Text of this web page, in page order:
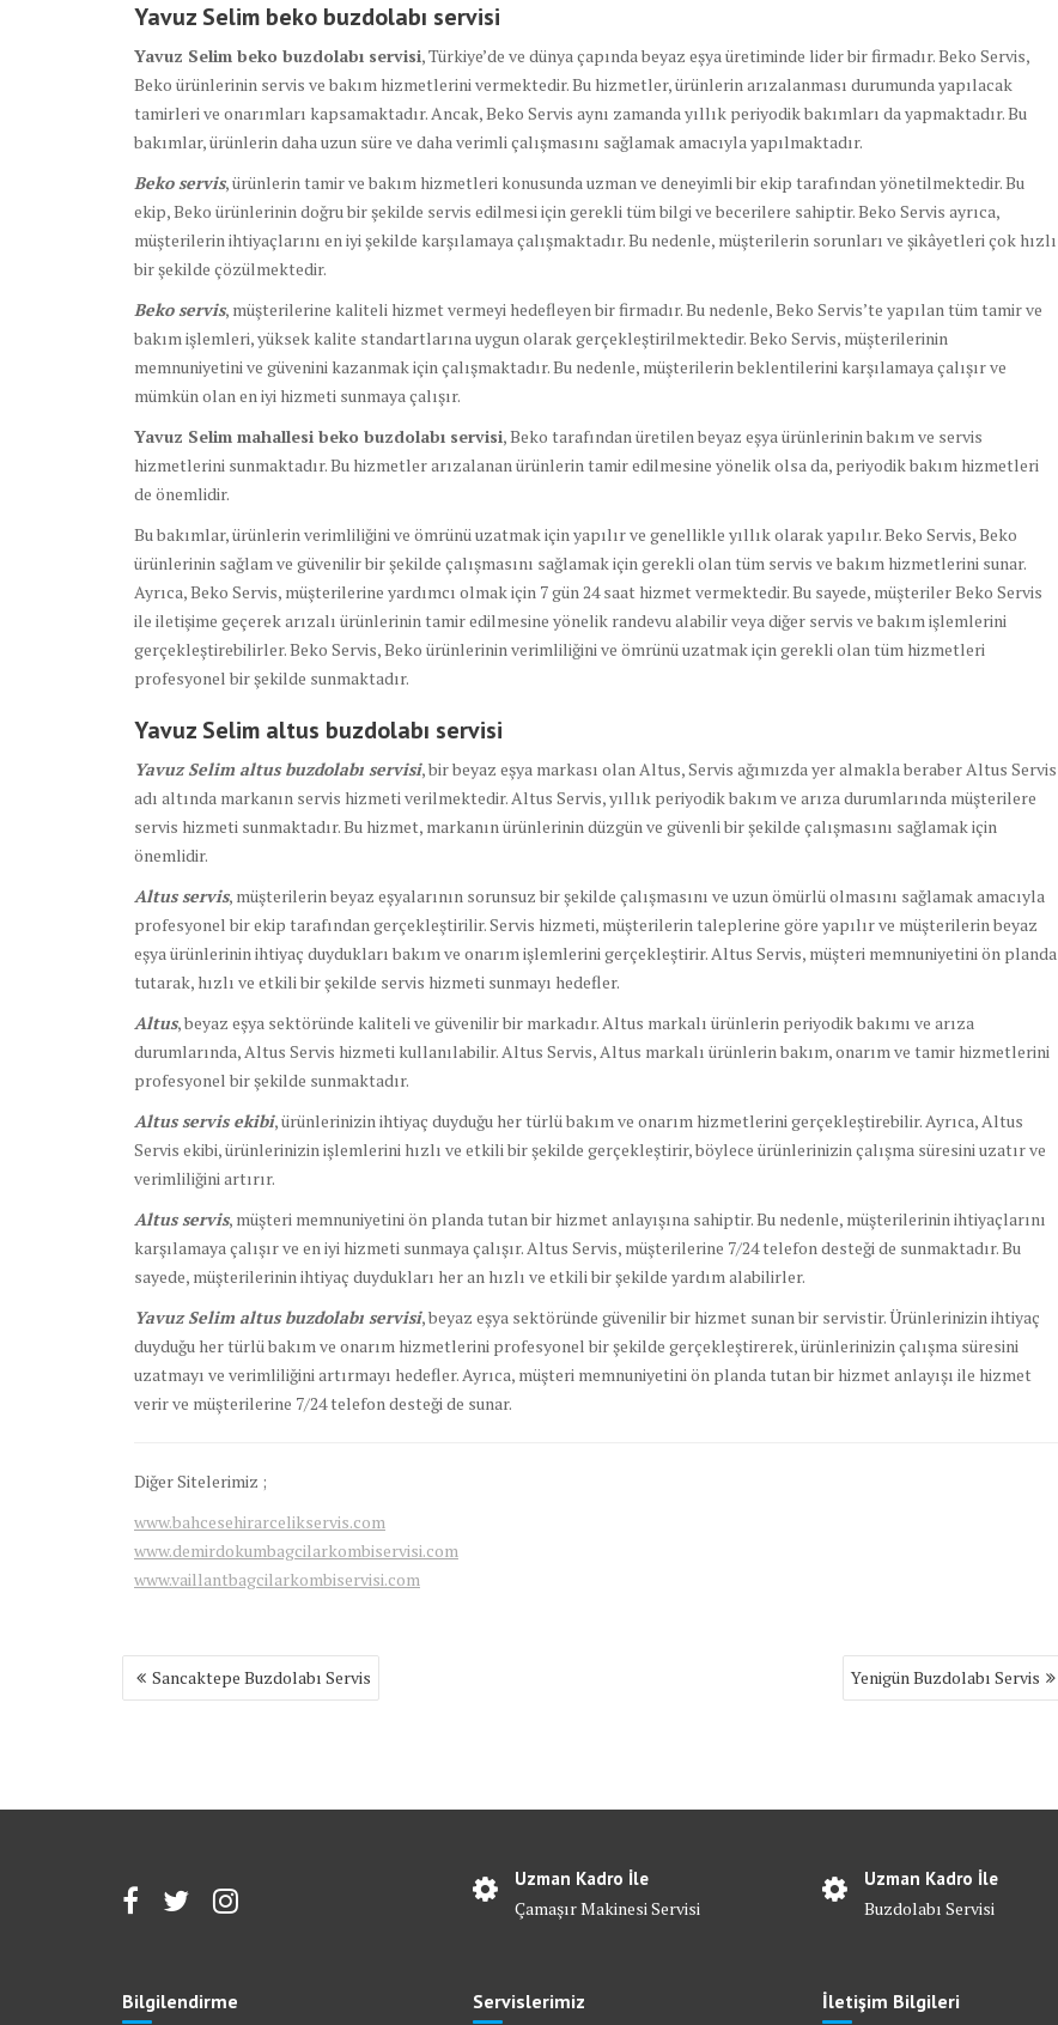
Yavuz Selim beko buzdolabı servisi
Yavuz Selim beko buzdolabı servisi, Türkiye’de ve dünya çapında beyaz eşya üretiminde lider bir firmadır. Beko Servis,
Beko ürünlerinin servis ve bakım hizmetlerini vermektedir. Bu hizmetler, ürünlerin arızalanması durumunda yapılacak
tamirleri ve onarımları kapsamaktadır. Ancak, Beko Servis aynı zamanda yıllık periyodik bakımları da yapmaktadır. Bu
bakımlar, ürünlerin daha uzun süre ve daha verimli çalışmasını sağlamak amacıyla yapılmaktadır.
Beko servis, ürünlerin tamir ve bakım hizmetleri konusunda uzman ve deneyimli bir ekip tarafından yönetilmektedir. Bu
ekip, Beko ürünlerinin doğru bir şekilde servis edilmesi için gerekli tüm bilgi ve becerilere sahiptir. Beko Servis ayrıca,
müşterilerin ihtiyaçlarını en iyi şekilde karşılamaya çalışmaktadır. Bu nedenle, müşterilerin sorunları ve şikâyetleri çok hızlı
bir şekilde çözülmektedir.
Beko servis, müşterilerine kaliteli hizmet vermeyi hedefleyen bir firmadır. Bu nedenle, Beko Servis’te yapılan tüm tamir ve
bakım işlemleri, yüksek kalite standartlarına uygun olarak gerçekleştirilmektedir. Beko Servis, müşterilerinin
memnuniyetini ve güvenini kazanmak için çalışmaktadır. Bu nedenle, müşterilerin beklentilerini karşılamaya çalışır ve
mümkün olan en iyi hizmeti sunmaya çalışır.
Yavuz Selim mahallesi beko buzdolabı servisi, Beko tarafından üretilen beyaz eşya ürünlerinin bakım ve servis
hizmetlerini sunmaktadır. Bu hizmetler arızalanan ürünlerin tamir edilmesine yönelik olsa da, periyodik bakım hizmetleri
de önemlidir.
Bu bakımlar, ürünlerin verimliliğini ve ömrünü uzatmak için yapılır ve genellikle yıllık olarak yapılır. Beko Servis, Beko
ürünlerinin sağlam ve güvenilir bir şekilde çalışmasını sağlamak için gerekli olan tüm servis ve bakım hizmetlerini sunar.
Ayrıca, Beko Servis, müşterilerine yardımcı olmak için 7 gün 24 saat hizmet vermektedir. Bu sayede, müşteriler Beko Servis
ile iletişime geçerek arızalı ürünlerinin tamir edilmesine yönelik randevu alabilir veya diğer servis ve bakım işlemlerini
gerçekleştirebilirler. Beko Servis, Beko ürünlerinin verimliliğini ve ömrünü uzatmak için gerekli olan tüm hizmetleri
profesyonel bir şekilde sunmaktadır.
Yavuz Selim altus buzdolabı servisi
Yavuz Selim altus buzdolabı servisi, bir beyaz eşya markası olan Altus, Servis ağımızda yer almakla beraber Altus Servis
adı altında markanın servis hizmeti verilmektedir. Altus Servis, yıllık periyodik bakım ve arıza durumlarında müşterilere
servis hizmeti sunmaktadır. Bu hizmet, markanın ürünlerinin düzgün ve güvenli bir şekilde çalışmasını sağlamak için
önemlidir.
Altus servis, müşterilerin beyaz eşyalarının sorunsuz bir şekilde çalışmasını ve uzun ömürlü olmasını sağlamak amacıyla
profesyonel bir ekip tarafından gerçekleştirilir. Servis hizmeti, müşterilerin taleplerine göre yapılır ve müşterilerin beyaz
eşya ürünlerinin ihtiyaç duydukları bakım ve onarım işlemlerini gerçekleştirir. Altus Servis, müşteri memnuniyetini ön planda
tutarak, hızlı ve etkili bir şekilde servis hizmeti sunmayı hedefler.
Altus, beyaz eşya sektöründe kaliteli ve güvenilir bir markadır. Altus markalı ürünlerin periyodik bakımı ve arıza
durumlarında, Altus Servis hizmeti kullanılabilir. Altus Servis, Altus markalı ürünlerin bakım, onarım ve tamir hizmetlerini
profesyonel bir şekilde sunmaktadır.
Altus servis ekibi, ürünlerinizin ihtiyaç duyduğu her türlü bakım ve onarım hizmetlerini gerçekleştirebilir. Ayrıca, Altus
Servis ekibi, ürünlerinizin işlemlerini hızlı ve etkili bir şekilde gerçekleştirir, böylece ürünlerinizin çalışma süresini uzatır ve
verimliliğini artırır.
Altus servis, müşteri memnuniyetini ön planda tutan bir hizmet anlayışına sahiptir. Bu nedenle, müşterilerinin ihtiyaçlarını
karşılamaya çalışır ve en iyi hizmeti sunmaya çalışır. Altus Servis, müşterilerine 7/24 telefon desteği de sunmaktadır. Bu
sayede, müşterilerinin ihtiyaç duydukları her an hızlı ve etkili bir şekilde yardım alabilirler.
Yavuz Selim altus buzdolabı servisi, beyaz eşya sektöründe güvenilir bir hizmet sunan bir servistir. Ürünlerinizin ihtiyaç
duyduğu her türlü bakım ve onarım hizmetlerini profesyonel bir şekilde gerçekleştirerek, ürünlerinizin çalışma süresini
uzatmayı ve verimliliğini artırmayı hedefler. Ayrıca, müşteri memnuniyetini ön planda tutan bir hizmet anlayışı ile hizmet
verir ve müşterilerine 7/24 telefon desteği de sunar.
Diğer Sitelerimiz ;
www.bahcesehirarcelikservis.com
www.demirdokumbagcilarkombiservisi.com
www.vaillantbagcilarkombiservisi.com
Yazı
gezinmesi
Sancaktepe Buzdolabı Servis Yenigün Buzdolabı Servis
Uzman Kadro İle
Çamaşır Makinesi Servisi
Uzman Kadro İle
Buzdolabı Servisi
Bilgilendirme Servislerimiz İletişim Bilgileri